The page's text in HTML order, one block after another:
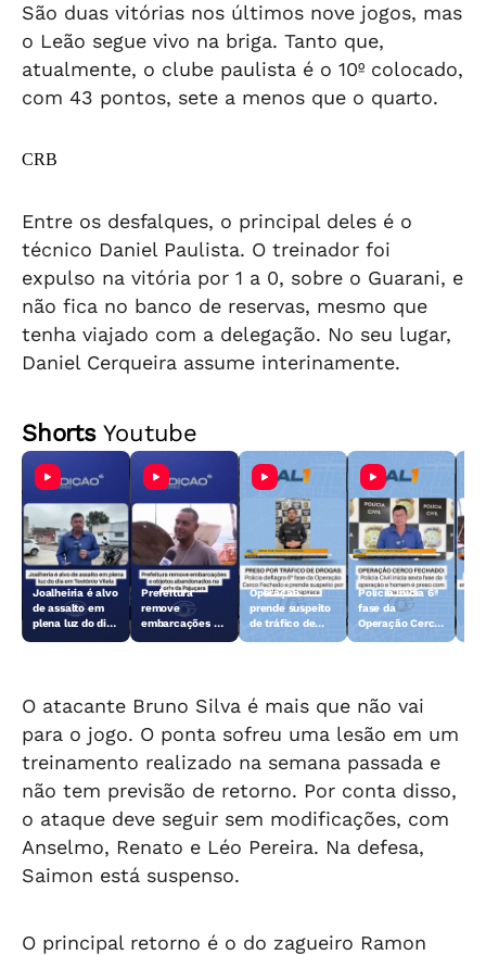
São duas vitórias nos últimos nove jogos, mas
o Leão segue vivo na briga. Tanto que,
atualmente, o clube paulista é o 10º colocado,
com 43 pontos, sete a menos que o quarto.
CRB
Entre os desfalques, o principal deles é o
técnico Daniel Paulista. O treinador foi
expulso na vitória por 1 a 0, sobre o Guarani, e
não fica no banco de reservas, mesmo que
tenha viajado com a delegação. No seu lugar,
Daniel Cerqueira assume interinamente.
ShortsYoutube
Joalheiria é alvo
de assalto em
plena luz do dia
Prefeitura
remove
embarcações e
Operação
prende suspeito
de tráfico de
Polícia inicia 6ª
fase da
Operação Cerco
O atacante Bruno Silva é mais que não vai
para o jogo. O ponta sofreu uma lesão em um
treinamento realizado na semana passada e
não tem previsão de retorno. Por conta disso,
o ataque deve seguir sem modificações, com
Anselmo, Renato e Léo Pereira. Na defesa,
Saimon está suspenso.
O principal retorno é o do zagueiro Ramon